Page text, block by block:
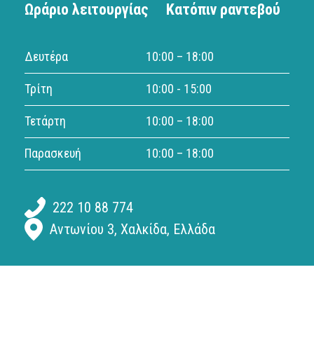
Ωράριο λειτουργίας Κατόπιν ραντεβού
Δευτέρα 10:00 – 18:00
Τρίτη 10:00 - 15:00
Τετάρτη 10:00 – 18:00
Παρασκευή 10:00 – 18:00
222 10 88 774
Αντωνίου 3, Χαλκίδα, Ελλάδα